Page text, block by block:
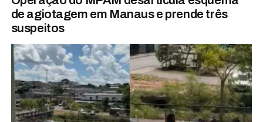
de agiotagem em Manaus e prende três
suspeitos